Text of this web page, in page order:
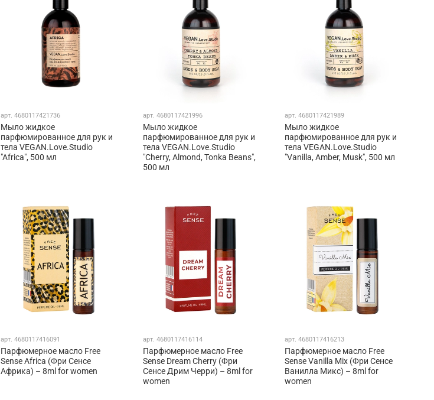
арт.4680117421736
Мыло жидкое
парфюмированное для рук и
тела VEGAN.Love.Studio
"Africa", 500 мл
арт. 4680117421996
Мыло жидкое
парфюмированное для рук и
тела VEGAN.Love.Studio
"Cherry, Almond, Tonka Beans",
500 мл
арт.4680117421989
Мыло жидкое
парфюмированное для рук и
тела VEGAN.Love.Studio
"Vanilla, Amber, Musk", 500 мл
арт.4680117416091
Парфюмерное масло Free
Sense Africa (Фри Сенсе
Африка) – 8ml for women
арт. 4680117416114
Парфюмерное масло Free
Sense Dream Cherry (Фри
Сенсе Дрим Черри) – 8ml for
women
арт.4680117416213
Парфюмерное масло Free
Sense Vanilla Mix (Фри Сенсе
Ванилла Микс) – 8ml for
women